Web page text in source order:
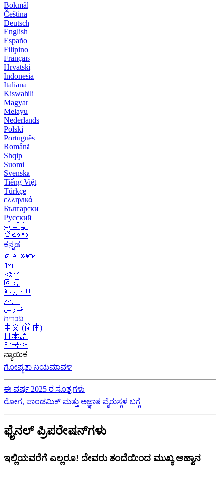
Bokmål
Čeština
Deutsch
English
Español
Filipino
Français
Hrvatski
Indonesia
Italiana
Kiswahili
Magyar
Melayu
Nederlands
Polski
Português
Română
Shqip
Suomi
Svenska
Tiếng Việt
Türkçe
ελληνικά
Български
Русский
தமிழ்
తెలుగు
ಕನ್ನಡ
മലയാളം
ไทย
বাংলা
हिंदी
العربية
اردو
فارسی
עִברִית
中文 (简体)
日本語
한국어
ನ್ಯಾಯಿಕ
ಗೋಪ್ಯತಾ ನಿಯಮಾವಳಿ
ಈ ವರ್ಷ 2025 ರ ಸೂತ್ರಗಳು
ರೋಗ, ಪಾಂಡಮಿಕ್ ಮತ್ತು ಅಜ್ಞಾತ ವೈರುಸ್ಗಳ ಬಗ್ಗೆ
ಫೈನಲ್ ಪ್ರಿಪರೇಷನ್‌ಗಳು
ಇಲ್ಲಿಯವರೆಗೆ ಎಲ್ಲರೂ! ದೇವರು ತಂದೆಯಿಂದ ಮುಖ್ಯ ಆಹ್ವಾನ